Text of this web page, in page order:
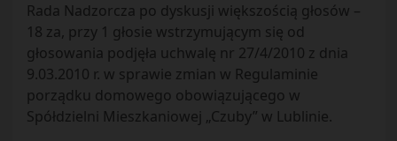
Rada Nadzorcza po dyskusji większością głosów –
18 za, przy 1 głosie wstrzymującym się od
głosowania podjęła uchwalę nr 27/4/2010 z dnia
9.03.2010 r. w sprawie zmian w Regulaminie
porządku domowego obowiązującego w
Spółdzielni Mieszkaniowej „Czuby” w Lublinie.